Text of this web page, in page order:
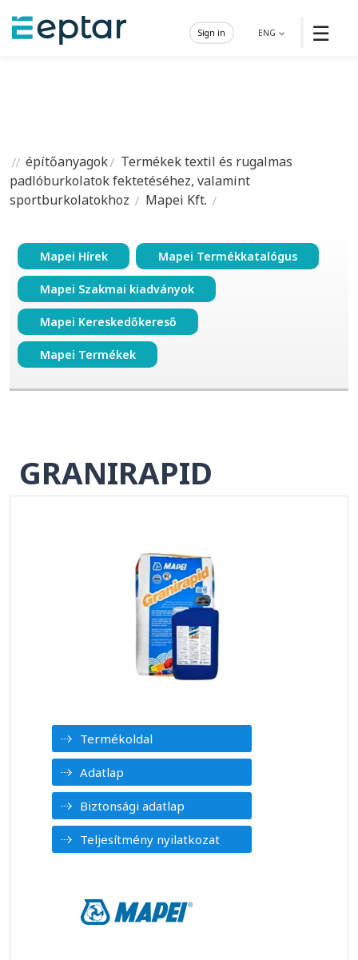
☰
ENG
Sign in
építőanyagok
Termékek textil és rugalmas
padlóburkolatok fektetéséhez, valamint
sportburkolatokhoz
Mapei Kft.
Mapei Hírek Mapei Termékkatalógus
Mapei Szakmai kiadványok
Mapei Kereskedőkereső
Mapei Termékek
GRANIRAPID
Termékoldal
Adatlap
Biztonsági adatlap
Teljesítmény nyilatkozat